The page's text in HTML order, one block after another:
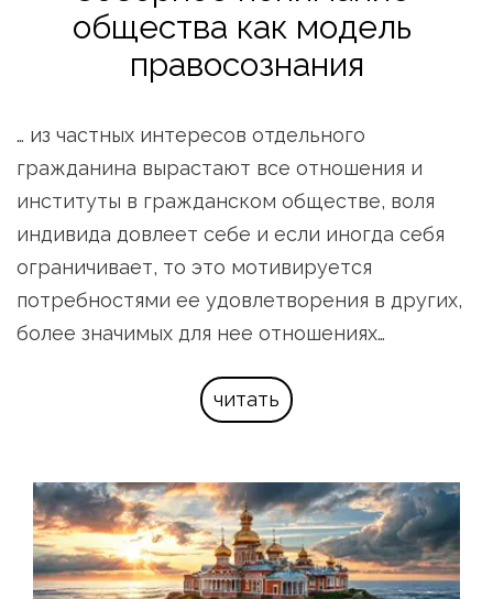
общества как модель
правосознания
… из частных интересов отдельного
гражданина вырастают все отношения и
институты в гражданском обществе, воля
индивида довлеет себе и если иногда себя
ограничивает, то это мотивируется
потребностями ее удовлетворения в других,
более значимых для нее отношениях…
читать